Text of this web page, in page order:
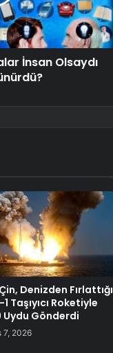
İnsan Olsaydı
Denizden Fırlattığı
Taşıyıcı Roketiyle
Uydu Gönderdi
7, 2026